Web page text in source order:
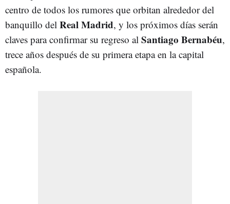
centro de todos los rumores que orbitan alrededor del
banquillo del RealMadrid, y los próximos días serán
claves para confirmar su regreso al Santiago Bernabéu,
trece años después de su primera etapa en la capital
española.